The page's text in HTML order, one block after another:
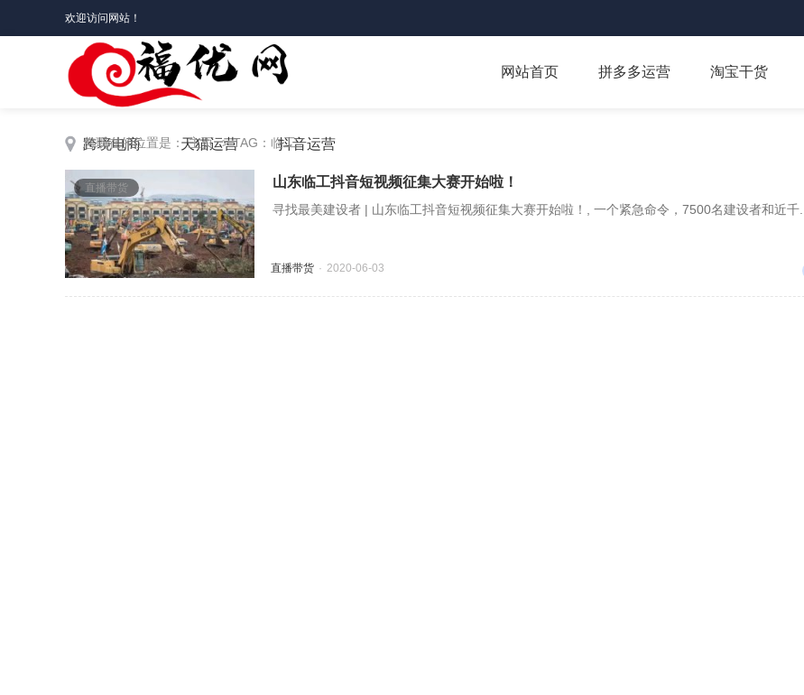
欢迎访问网站！
网站首页 拼多多运营 淘宝干货
跨境电商 天猫运营 抖音运营
您现在的位置是： 主页 > TAG：临工
山东临工抖音短视频征集大赛开始啦！
寻找最美建设者 | 山东临工抖音短视频征集大赛开始啦！, 一个紧急命令，7500名建设者和近千...
直播带货 2020-06-03
直播带货